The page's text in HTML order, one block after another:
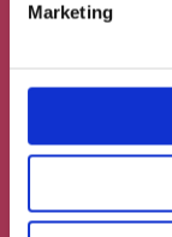
Marketing